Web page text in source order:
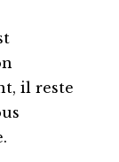
il reste